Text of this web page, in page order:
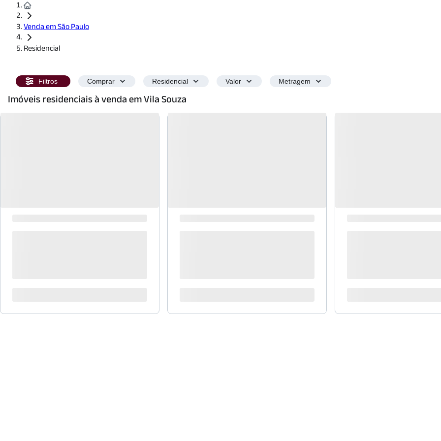
Venda em São Paulo
Residencial
Filtros Comprar Residencial Valor Metragem
Imóveis residenciais à venda em Vila Souza